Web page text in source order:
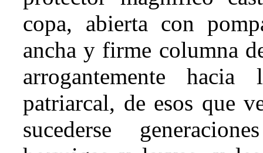
copa, abierta con
ancha y firme columna
arrogantemente hacia
patriarcal, de esos que
sucederse